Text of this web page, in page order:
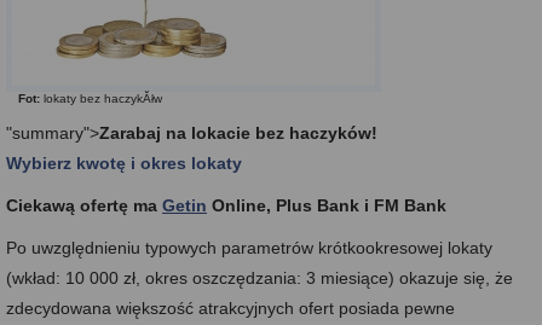
Fot: lokaty bez haczykĂłw
"summary">Zarabaj na lokacie bez haczyków!
Wybierz kwotę i okres lokaty
Ciekawą ofertę ma Getin Online, Plus Bank i FM Bank
Po uwzględnieniu typowych parametrów krótkookresowej lokaty
(wkład: 10 000 zł, okres oszczędzania: 3 miesiące) okazuje się, że
zdecydowana większość atrakcyjnych ofert posiada pewne